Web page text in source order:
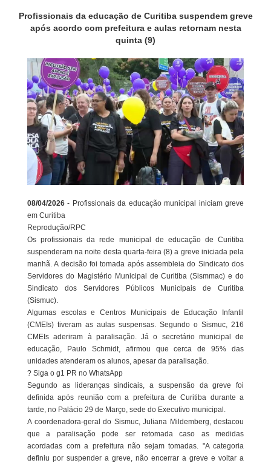
Profissionais da educação de Curitiba suspendem greve
após acordo com prefeitura e aulas retornam nesta
quinta (9)
08/04/2026- Profissionais da educação municipal iniciam greve
em Curitiba
Reprodução/RPC
Os profissionais da rede municipal de educação de Curitiba
suspenderam na noite desta quarta-feira (8) a greve iniciada pela
manhã. A decisão foi tomada após assembleia do Sindicato dos
Servidores do Magistério Municipal de Curitiba (Sismmac) e do
Sindicato dos Servidores Públicos Municipais de Curitiba
(Sismuc).
Algumas escolas e Centros Municipais de Educação Infantil
(CMEIs) tiveram as aulas suspensas. Segundo o Sismuc, 216
CMEIs aderiram à paralisação. Já o secretário municipal de
educação, Paulo Schmidt, afirmou que cerca de 95% das
unidades atenderam os alunos, apesar da paralisação.
? Siga o g1 PR no WhatsApp
Segundo as lideranças sindicais, a suspensão da greve foi
definida após reunião com a prefeitura de Curitiba durante a
tarde, no Palácio 29 de Março, sede do Executivo municipal.
A coordenadora-geral do Sismuc, Juliana Mildemberg, destacou
que a paralisação pode ser retomada caso as medidas
acordadas com a prefeitura não sejam tomadas. "A categoria
definiu por suspender a greve, não encerrar a greve e voltar a